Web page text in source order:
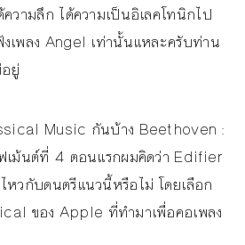
วามลึก ได้ความเป็นอิเลคโทนิกไป
เพลง Angel เท่านั้นแหละครับท่าน
ยู่
Music กันบ้าง Beethoven :
ม้นต์ที่ 4 ตอนแรกผมคิดว่า Edifier
วกับดนตรีแนวนี้หรือไม่ โดยเลือก
ของ Apple ที่ทำมาเพื่อคอเพลง